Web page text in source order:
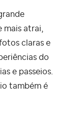
atrai,
claras e
do
e passeios.
também é